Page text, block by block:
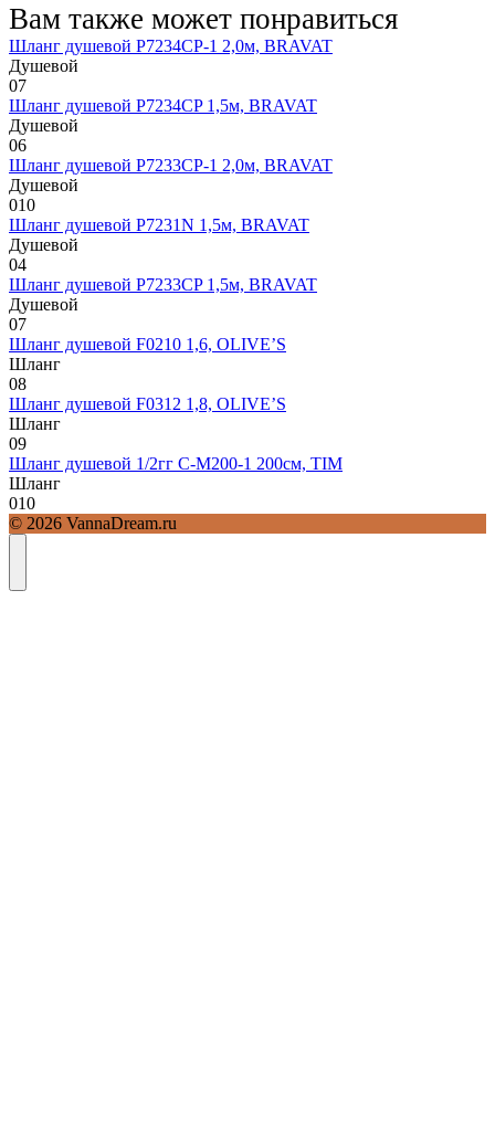
Вам также может понравиться
Шланг душевой P7234CP-1 2,0м, BRAVAT
Душевой
07
Шланг душевой P7234CP 1,5м, BRAVAT
Душевой
06
Шланг душевой P7233CP-1 2,0м, BRAVAT
Душевой
010
Шланг душевой P7231N 1,5м, BRAVAT
Душевой
04
Шланг душевой P7233CP 1,5м, BRAVAT
Душевой
07
Шланг душевой F0210 1,6, OLIVE’S
Шланг
08
Шланг душевой F0312 1,8, OLIVE’S
Шланг
09
Шланг душевой 1/2гг C-M200-1 200см, TIM
Шланг
010
© 2026 VannaDream.ru